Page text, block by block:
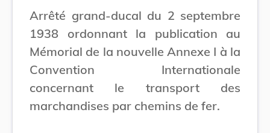
Arrêté grand-ducal du 2 septembre
1938 ordonnant la publication au
Mémorial de la nouvelle Annexe I à la
Convention Internationale
concernant le transport des
marchandises par chemins de fer.